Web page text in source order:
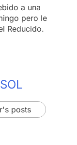
a una
pero le
Reducido.
posts